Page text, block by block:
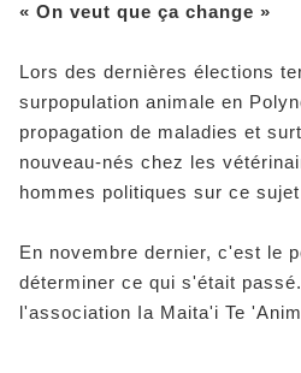
« On veut que ça change »
Lors des dernières élections
surpopulation animale en
propagation de maladies et
nouveau-nés chez les
hommes politiques sur ce
En novembre dernier, c'est le
déterminer ce qui s'était passé
l'association Ia Maita'i Te